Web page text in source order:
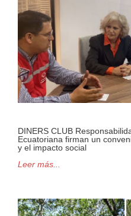
DINERS CLUB
Ecuatoriana firman un
y el impacto social
Leer más...